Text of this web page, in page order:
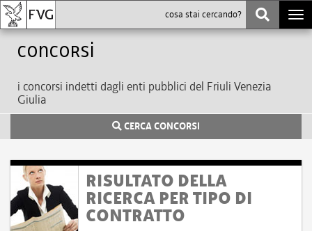
Concorsi
i concorsi indetti dagli enti pubblici del Friuli Venezia
Giulia
CERCA CONCORSI
RISULTATO DELLA
RICERCA PER TIPO DI
CONTRATTO